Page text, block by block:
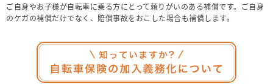
ご自身やお子様が自転車に乗る方にとって頼りがいのある補償です。ご自身
のケガの補償だけでなく、賠償事故をおこした場合も補償します。